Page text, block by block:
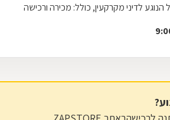
הנוגע לדיני מקרקעין, כולל: מכירה ורכישה